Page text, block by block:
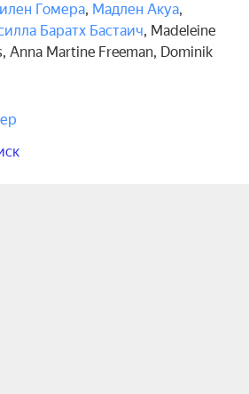
Гомера, Мадлен Акуа,
Баратх Бастаич, Madeleine
, Anna Martine Freeman, Dominik